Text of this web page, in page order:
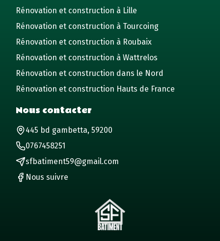
Rénovation et construction à Lille
Rénovation et construction à Tourcoing
Rénovation et construction à Roubaix
Rénovation et construction à Wattrelos
Rénovation et construction dans le Nord
Rénovation et construction Hauts de France
Nous contacter
445 bd gambetta, 59200
0767458251
sfbatiment59@gmail.com
Nous suivre